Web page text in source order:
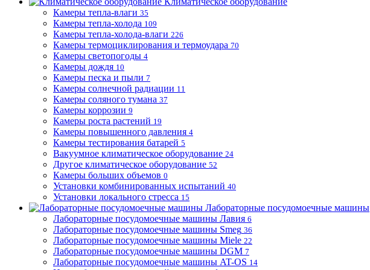
Камеры тепла-влаги 35
Камеры тепла-холода 109
Камеры тепла-холода-влаги 226
Камеры термоциклирования и термоудара 70
Камеры светопогоды 4
Камеры дождя 10
Камеры песка и пыли 7
Камеры солнечной радиации 11
Камеры соляного тумана 37
Камеры коррозии 9
Камеры роста растений 19
Камеры повышенного давления 4
Камеры тестирования батарей 5
Вакуумное климатическое оборудование 24
Другое климатическое оборудование 52
Камеры больших объемов 0
Установки комбинированных испытаний 40
Установки локального стресса 15
Лабораторные посудомоечные машины
Лабораторные посудомоечные машины Лавия 6
Лабораторные посудомоечные машины Smeg 36
Лабораторные посудомоечные машины Miele 22
Лабораторные посудомоечные машины DGM 7
Лабораторные посудомоечные машины AT-OS 14